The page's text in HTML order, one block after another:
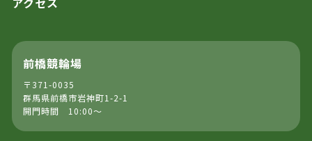
前橋競輪場
〒371-0035
群馬県前橋市岩神町1-2-1
開門時間 10:00～